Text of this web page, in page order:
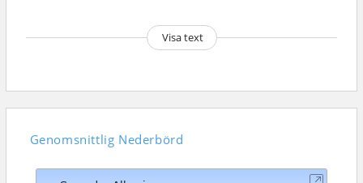
Visa text
Genomsnittlig Nederbörd